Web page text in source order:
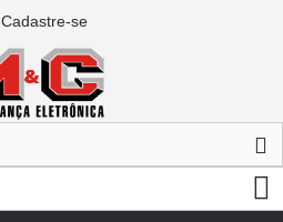
Cadastre-se